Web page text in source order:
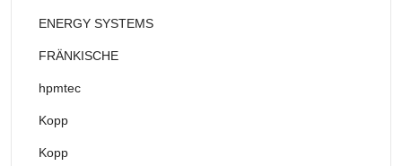
ENERGY SYSTEMS
FRÄNKISCHE
hpmtec
Kopp
Kopp